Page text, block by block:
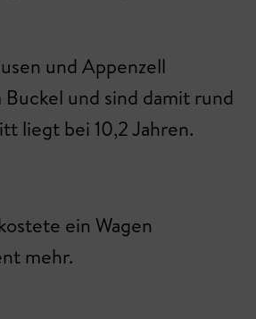
und Appenzell
und sind damit rund
liegt bei 10,2 Jahren.
ein Wagen
mehr.